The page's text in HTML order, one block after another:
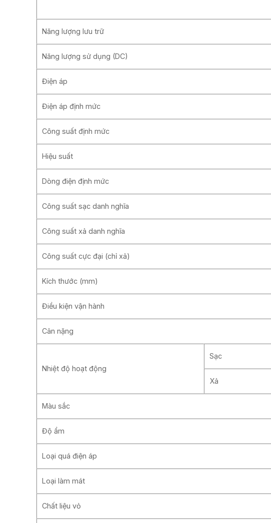
Năng lượng lưu trữ
Năng lượng sử dụng (DC)
Điện áp
Điện áp định mức
Công suất định mức
Hiệu suất
Dòng điện định mức
Công suất sạc danh nghĩa
Công suất xả danh nghĩa
Công suất cực đại (chỉ xả)
Kích thước (mm)
Điều kiện vận hành
Cân nặng
Nhiệt độ hoạt động
Sạc
Xả
Màu sắc
Độ ẩm
Loại quá điện áp
Loại làm mát
Chất liệu vỏ